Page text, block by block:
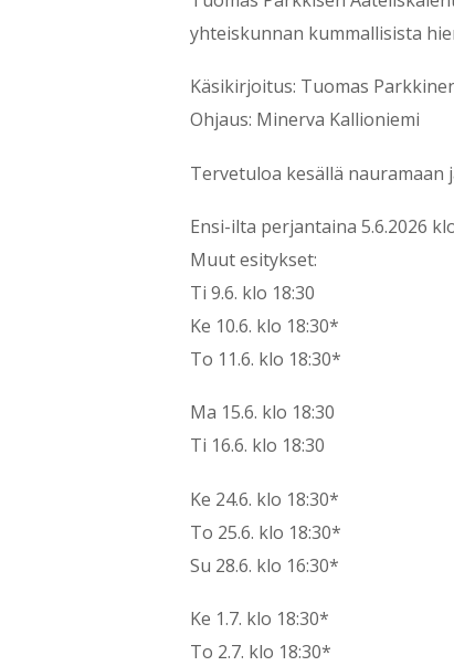
yhteiskunnan kummallisista
Käsikirjoitus: Tuomas
Ohjaus: Minerva Kallioniemi
Tervetuloa kesällä
Ensi-ilta perjantaina 5.6.2026
Muut esitykset:
Ti 9.6. klo 18:30
Ke 10.6. klo 18:30*
To 11.6. klo 18:30*
Ma 15.6. klo 18:30
Ti 16.6. klo 18:30
Ke 24.6. klo 18:30*
To 25.6. klo 18:30*
Su 28.6. klo 16:30*
Ke 1.7. klo 18:30*
To 2.7. klo 18:30*